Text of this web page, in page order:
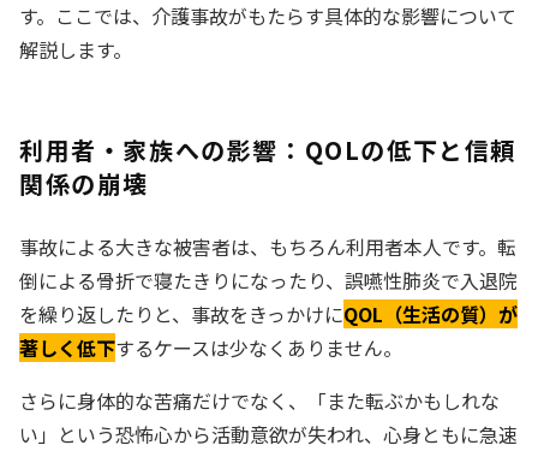
す。ここでは、介護事故がもたらす具体的な影響について
解説します。
利用者・家族への影響：QOLの低下と信頼
関係の崩壊
事故による大きな被害者は、もちろん利用者本人です。転
倒による骨折で寝たきりになったり、誤嚥性肺炎で入退院
を繰り返したりと、事故をきっかけにQOL（生活の質）が
著しく低下するケースは少なくありません。
さらに身体的な苦痛だけでなく、「また転ぶかもしれな
い」という恐怖心から活動意欲が失われ、心身ともに急速